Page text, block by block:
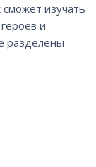
изучать
и
разделены